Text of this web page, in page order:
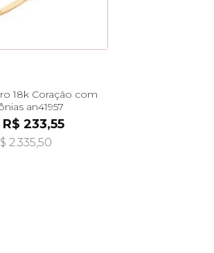
18k Coração com
an41957
R$ 233,55
2.335,50